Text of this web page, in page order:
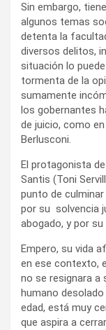
Sin embargo,
algunos temas
detenta la
diversos delitos,
situación lo
tormenta de la
sumamente
los gobernantes
de juicio, como
Berlusconi.
El protagonista
Santis (Toni
punto de
por su solvencia
abogado, y por su
Empero, su vida
en ese contexto,
no se resignara a
humano
edad, está muy
que aspira a